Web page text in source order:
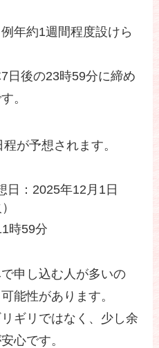
年約1週間程度設けら
日後の23時59分に締め
。
が予想されます。
日：2025年12月1日
時59分
申し込む人が多いの
能性があります。
ギリではなく、少し余
心です。